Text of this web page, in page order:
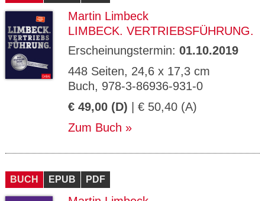
Martin Limbeck
LIMBECK. VERTRIEBSFÜHRUNG.
Erscheinungstermin: 01.10.2019
448 Seiten, 24,6 x 17,3 cm
Buch, 978-3-86936-931-0
€ 49,00 (D) | € 50,40 (A)
Zum Buch
BUCH EPUB PDF